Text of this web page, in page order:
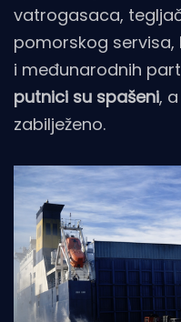
vatrogasaca,
pomorskog
i međunarodnih
putnici su spašeni,
zabilježeno.